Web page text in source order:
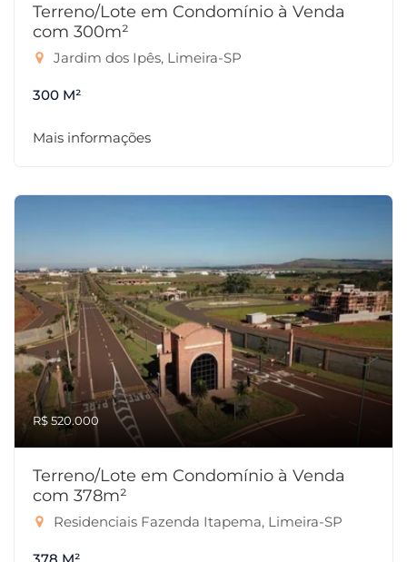
Terreno/Lote em Condomínio à Venda
com 300m²
Jardim dos Ipês, Limeira-SP
300 M²
Mais informações
R$ 520.000
Terreno/Lote em Condomínio à Venda
com 378m²
Residenciais Fazenda Itapema, Limeira-SP
378 M²